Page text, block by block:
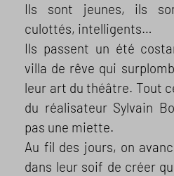
Ils sont jeunes, ils
culottés, intelligents…
Ils passent un été
villa de rêve qui
leur art du théâtre. Tout
du réalisateur Sylvain
pas une miette.
Au fil des jours, on
dans leur soif de créer